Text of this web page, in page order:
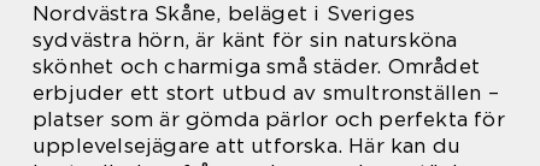
Nordvästra Skåne, beläget i Sveriges
sydvästra hörn, är känt för sin natursköna
skönhet och charmiga små städer. Området
erbjuder ett stort utbud av smultronställen –
platser som är gömda pärlor och perfekta för
upplevelsejägare att utforska. Här kan du